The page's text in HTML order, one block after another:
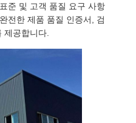
준 및 고객 품질 요구 사항
전한 제품 품질 인증서, 검
제공합니다.